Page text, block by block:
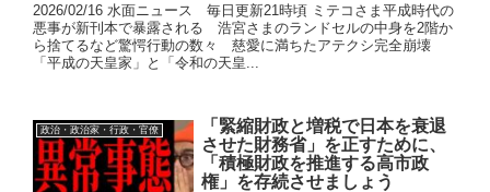
2026/02/16 水面ニュース 毎日更新21時頃 ミテコさま平成時代の
悪事が新刊本で暴露される 浩宮さまのランドセルの中身を2階か
ら捨てるなど驚愕行動の数々 慈愛に満ちたアテクシ完全崩壊
「平成の天皇家」と「令和の天皇...
政治・政治家・行政・官僚
「緊縮財政と増税で日本を衰退
させた財務省」を正すために、
「積極財政を推進する高市政
権」を存続させましょう